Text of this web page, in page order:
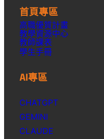
首頁專區
高職優質計畫
教學資源中心
教師課表
學生手冊
AI專區
CHATGPT
GEMINI
CLAUDE